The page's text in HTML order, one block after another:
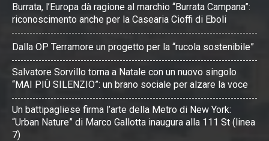
Burrata, l’Europa dà ragione al marchio “Burrata Campana”:
riconoscimento anche per la Casearia Cioffi di Eboli
Dalla OP Terramore un progetto per la “rucola sostenibile”
Salvatore Sorvillo torna a Natale con un nuovo singolo
“MAI PIÙ SILENZIO”: un brano sociale per alzare la voce
Un battipagliese firma l’arte della Metro di New York:
“Urban Nature” di Marco Gallotta inaugura alla 111 St (linea
7)